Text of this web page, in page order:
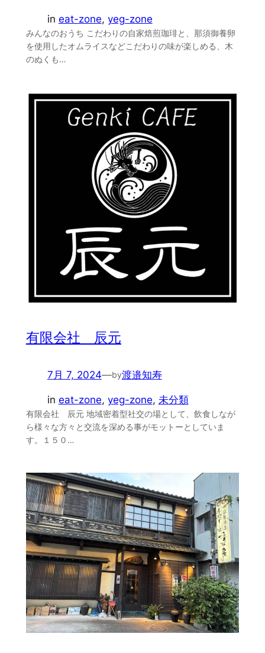
in eat-zone, yeg-zone
みんなのおうち こだわりの自家焙煎珈琲と、那須御養卵
を使用したオムライスなどこだわりの味が楽しめる、木
のぬくも…
有限会社 辰元
7月 7, 2024—by渡邉知寿
in eat-zone, yeg-zone, 未分類
有限会社 辰元 地域密着型社交の場として、飲食しなが
ら様々な方々と交流を深める事がモットーとしていま
す。１５０…